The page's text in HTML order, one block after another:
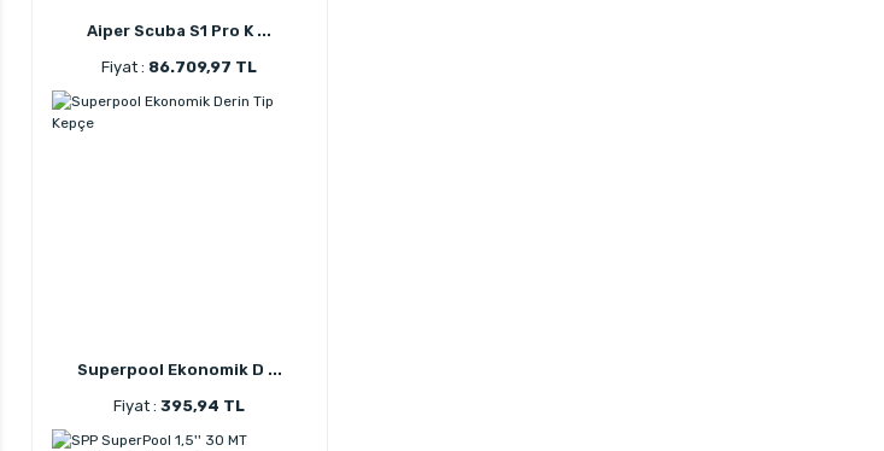
Aiper Scuba S1 Pro K ...
Fiyat : 86.709,97 TL
Superpool Ekonomik D ...
Fiyat :395,94 TL